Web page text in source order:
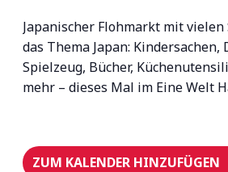
Japanischer Flohmarkt mit vielen
das Thema Japan: Kindersachen,
Spielzeug, Bücher,
mehr – dieses Mal im Eine Welt
ZUM KALENDER HINZUFÜGEN